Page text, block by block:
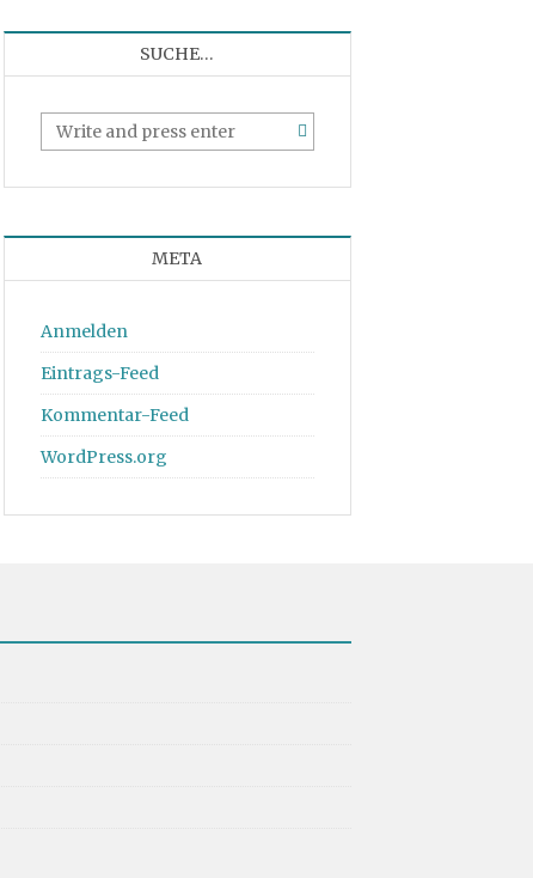
SUCHE…
META
Anmelden
Eintrags-Feed
Kommentar-Feed
WordPress.org